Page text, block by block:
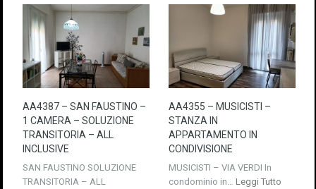
AA4387 – SAN FAUSTINO –
1 CAMERA – SOLUZIONE
TRANSITORIA – ALL
INCLUSIVE
SAN FAUSTINO SOLUZIONE
TRANSITORIA – ALL
AA4355 – MUSICISTI –
STANZA IN
APPARTAMENTO IN
CONDIVISIONE
MUSICISTI – VIA VERDI In
condominio in… Leggi Tutto